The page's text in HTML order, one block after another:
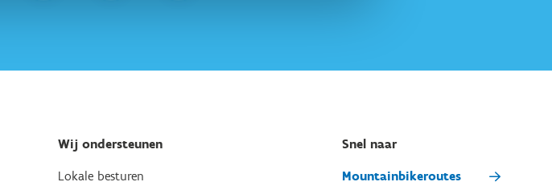
Wij ondersteunen
Lokale besturen
Snel naar
Mountainbikeroutes